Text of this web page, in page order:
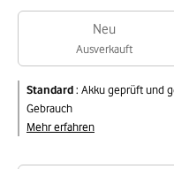
Neu
Ausverkauft
Standard: Akku geprüft und
Gebrauch
Mehr erfahren